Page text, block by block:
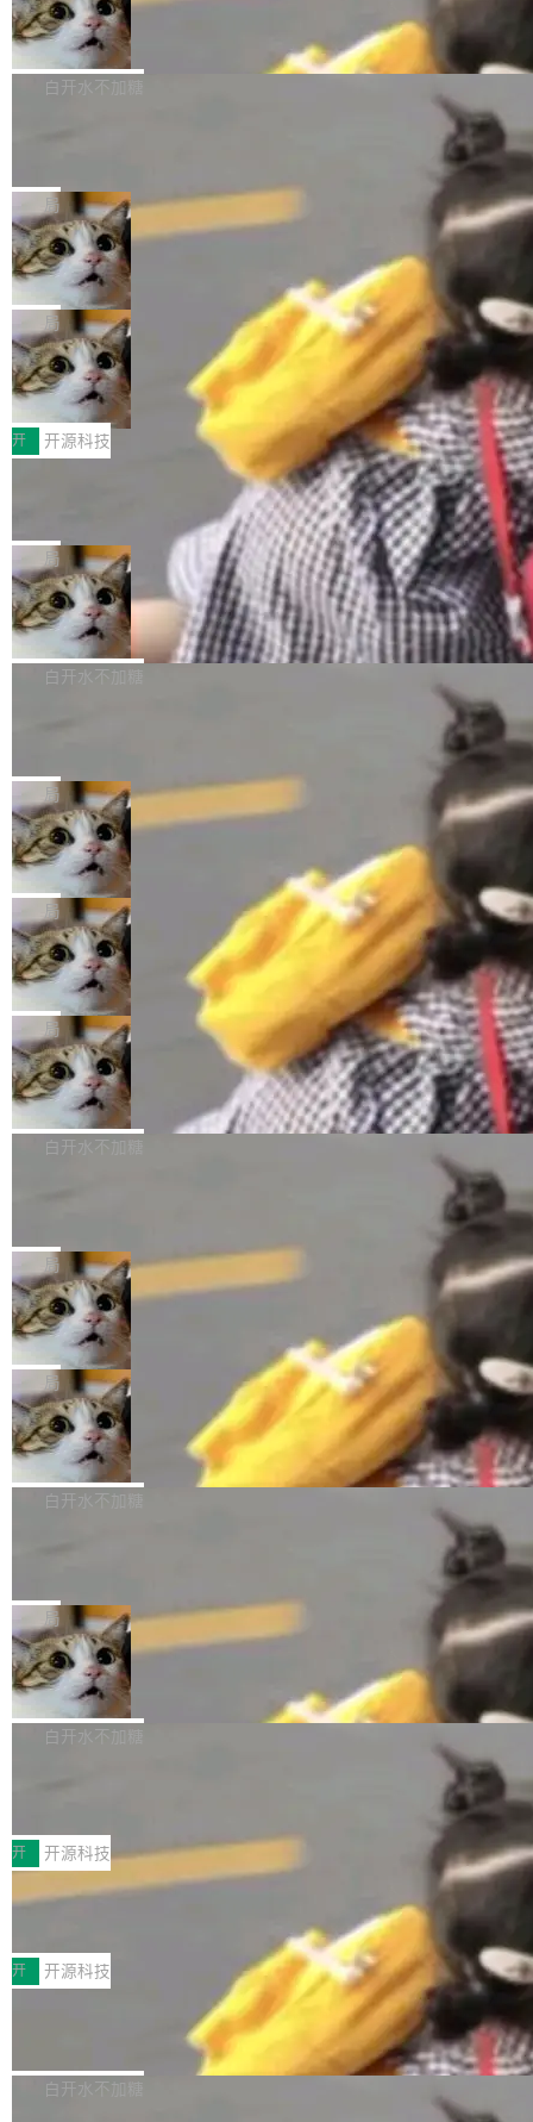
的图像元素不在同一个子树中，则它们将不再关
联 加...
至今）的所有 commit，同样交由 AI 分析提炼。
经过人工复核，准确度令人满意。这一方法也为
社区爱好者提供了高效跟踪新版本的思路。
ebastian Pipping 写在博客里的话。8 月 4 日，
他宣布了一个新消息：从 2026 年 8 月 1 日起，
他可以全职维护 libexpat 了，最长 6 个月。发
库之一。你的操作系统、浏览器、无数的基础设
施软件，很可能都在用它。而过去十年，维护它
的人一直在用业余...
Firefox 153.0.3 发布
Firefox 153.0.3 现已发布，具体更新内容如
下： New Smart Window 包含多项增强功能：
gi?id=2019042">Bug&nbsp;2019042</a>）</l
i> <li>现在，助手可以直接使用 Exa 的网络搜索
结果回答问题，而无需将问题转交给搜索引擎。
（<a href="https://bugzilla.mozilla.org/show_
bug.cgi?id=204...
白开水不加糖
的 npm 包。项目的核心论点是：容器不适合 Ag
ent 计算。真正适合的，是 Isolate。 Cloudflare
工程师在这件事上没什么可谦虚的——他们用 W
orkers 跑了十年 Isolate。用 CEO Matthew Pri
nce 的话说：「我们一生都在用 Isolate 运行代
码，而 AI Agent 不需要容器，它们需要的是 Iso
late。」 容器为什么不合适 容器的问题在于启动
和销毁都太重了。一个 Agent 要执行的任务可能
只需要几毫秒的 CPU 时间，但容器从冷启动到
就绪要花数秒。如果未来有十...
局
OpenAI 公开邮件和聊天记录回应苹果
诉讼，称“Apple is getting this wron
g”
上个月，苹果一纸诉状把 OpenAI 告上法庭，指
控其挖角苹果前员工并窃取商业秘密。苹果的诉
状把 OpenAI 描述成一个系统性地从前东家挖
人、套取机密信息的对手。 OpenAI 没发律师
函，也没选择庭外沉默。它在官网贴了一篇博
文，标题只有六个字：Apple is getting this wro
ng。 然后，它把邮件往来和 iMessage 聊天记
录全贴了出来。 他发错人了 苹果外部律师 Gabr
iel Gross 来自 Weil 律所，2 月 23 日下午 5:53
给 OpenAI 总法律顾问 Che Chang 发了封邮
件，附了一封长信，要求 OpenAI 配合调查前苹
果员工带走机密信...
局
HUAWEI MatePad Edge上架WorkBu
ddy鸿蒙PC版，说话就能干活的AI办公
搭子
全能AI工作台WorkBuddy鸿蒙PC版上架HUAWE
I MatePad Edge应用市场，直接下载即可使
用，与鸿蒙电脑上的体验一致。值得一提的是，
这是目前市面上唯一支持平板接入WorkBuddy P
C版的产品，搭载“人机双写”重磅功能——你写
你的，AI写AI的，同屏协作互不干扰。一句话让
AI帮你干活，现在开启全新体验！ 温馨提示：
体验WorkBuddy鸿蒙PC版前，请将 HUAWEI M
atePad Edge 升级至 HarmonyOS 6.1.0.135S
P9 patch03及以上版本。 *升级路径：设置 > 搜
开 开源科技
FFmpeg 9.0 发布：代号“Lei”，以此纪
全球知名开源多媒体框架 FFmpeg 今天正式发
布了 9.0 版本。这个版本除了带来新一代音视频
处理能力和硬件加速支持之外，还有一个特殊之
处：FFmpeg 9.0 的代号是“Lei”。 这个名字，
来自中国开发者雷霄骅（Lei Xiaohua）。 对于
很多中国音视频开发者而言，这个名字并不陌
“启蒙老师”。 而今年，恰好是雷霄骅离世十周
年。FFmpeg 社区最终选择用一个大版本的名
字，留下了这份纪念。 雷霄骅曾是中国传媒大学
数字电视技术方向的博士生，长期从事视频、音
频技...
局
亚马逊成本失控：AI 写代码烧掉 1215
万元，超预算 860%
外媒近日曝光了亚马逊的多份内部报告显示，AI
导致公司在多个项目上超支。《金融时报》报道
编写程序，目标是完成电商平台作者信息与商品
列表的数据匹配 —— 一项常规的数据处理任
务，最终却产生了 180 万美元的账单，实际支出
超出原定预算 860%。 更令人意外的是，该项目
最终并未成功落地，而高额算力消耗持续运行长
达 5 个月，公司直到财务对账时才察觉异常。这
意味着一个无人看管的 AI 程序，在近半年时间
里日夜不停地"烧钱"。 复盘显示，...
白开水不加糖
e CEO Clément Delangue 在 CNBC 的采访里
没有拐弯抹角。他说中国正在赢得 AI 竞赛，而
且按目前的速度，中国 AI 工具预计在今年底或
2027 年就能追上美国前沿实验室的水平。 Dela
ngue 把原因归结为一件事：开放协作。中国的
AI 开发者在一个共享和协作的生态里加速迭代，
而美国模型厂商在"闭门造车"。他的原话是 "buil
ding in silos"——各自为战，互不通气。 这个判
断从他嘴里说出来分量不同。Hugging Face 是
全球最大的开源 AI 平台，上面跑着上百万个模
型。谁在开源赛道上领先，...
局
当 AI agent 把源码变成了最好的扩展系
统，开发者工具必须开源
五年前，David Crawshaw 问过很多软件工程师
一个问题：你写过什么给自己用的程序？答案几
乎都是没有。工程师们整天用别人写的程序写程
序给别人用。偶尔有人自己写个博客系统、智能
家居控制、家庭实验室，都算稀奇事。 Crawsh
aw 是 Shelley 的作者，一个开源 AI coding age
nt。他最近在博客上写了一篇文章，核心论点很
简单：开发者工具必须开源。 理由不是传统的自
由软件情怀，而是一个跟 AI agent 直接相关的
技术判断。 两行 prompt 就能个性化任何软件 C
局
DeepSeek Harness 宣布内测邀请，全
网最大规模开源 Agent 路演现场诞生
一条内测招募帖，发出去的时候大概没人想到它
会变成一场开源 Agent 生态的路演。 8月1日，
DeepSeek Harness 团队负责人崔添翼（tiany
i）在 X 上发帖： 「如果你是 Agent Harness 相
关开源项目的开发者，希望参加 DeepSeek Har
ness 的内测，可以回复或私信联系我。请附上
Harness 负责把能力落到真实环境中——调用工
具、读写文件、管理上下文、处理错误、完成闭
环。崔添翼招人的标...
局
商汤 SenseNova U1.5-Lite-Preview
开源
商汤科技宣布面向社区开源轻量级统一多模态模
型的预览版本 SenseNova U1.5-Lite-Preview。
理解、推理、生成与编辑，还仅以 8B-MoT 的轻
量大小，将能力推进到4K、更精细的真实质感、
更复杂的视觉控制和可持续迭代编辑。 相比 U
1，U1.5-Lite-Preview 在以下方向上带来了显著
提升： 原生支持4K图像生成； 更精细的局部纹
理、细节与真实世界质感； 更准确的中英文文字
生成与复杂版式组织； 更稳定的图...
白开水不加糖
nap。这次是 hwctl——一个用来检查 Ubuntu
硬件认证状态的命令行工具。 Canonical 工程师
Alan Griffiths 在邮件列表中说得很直白：「hwc
tl 是一个 Ubuntu 专有的包，它和它的依赖项都
是 Ubuntu 专有的，不会用在其他发行版上。」
所以 deb 版本的受众实际上为零。既然只有 Ub
untu 用户在用，那用 snap 打包就没什么可纠结
的。 从 deb 到 snap 的迁移路径 hwctl 是 rust-
hwlib 硬件 API 库的一部分，命令行工具负责查
局
Dario Amodei 担心新人来 Anthropic
只为金钱，不为使命
顶级 AI 研究员在两家公司之间来回跳，中间只
隔了几天。 Lilian Weng 上周刚宣布因健康原因
离开 Thinking Machines Lab，说自己作为联合
创始人的角色「太累了」。几天后，The Inform
ation 就曝出她将重回 OpenAI，负责递归自我
改进方向的研究。她是 Thinking Machines 过
一在人才争夺战中失血的公司。六月，Google
连失两员大将：Noam Shazeer 去了 Op...
局
FFmpeg 9.0 发布
FFmpeg 9.0 现已发布，包含多项改进。官方更
新日志列出的 9.0 版本主要更新内容如下： 扩
er HE-AAC 960 解码 (DAB+) transpose_cuda
filter 添加 AMF Frame Rate Converter (vf_frc
_amf) filter SMPTE 2094-50 元数据支持和直
通 ProRes RAW VideoToolbox 硬件加速器 AP
V ...
白开水不加糖
Code 在 X 上发帖：「DeepSeek Flash did 8T
tokens on August 1st. 5T of free usage + 3T
on OpenCode Go.」79.8 万次浏览，连带着 #
DeepSeek一天消耗了8万亿# 上了微博热搜——
注意这是 OpenCode 一家的消耗。 OpenCode
不完。」5T 来自免费额度，3T 来自 Go...
局
NetBSD 11.0 正式发布
NetBSD 11.0 现已正式发布，这是 NetBSD 操
作系统的第十八个主要版本。 自 NetBSD 10.1
ve JH71XX 的设备，例如 VisionFive 2、PINE
64 STAR64，以及 QEMU。 增强了对 POSIX.1
-2024 和 C23 编程接口标准的兼容性。 compat
_linux(8) 增强了对 Linux 系统调用的支持，包
括 epoll（围绕 kqueue 实现）、POSIX 消息队
列、...
白开水不加糖
案
享会在上海举办。鸿蒙生态的全场景智慧营销平
台鲸鸿动能协同华为游戏中心，面向游戏行业开
发者及生态伙伴，系统呈现了平台在游戏领域的
完整能力版图——从IAP高价值用户的全周期经
营、到IAA游戏的“买变一体”正循环、再到联运与
广告协同的全链路经营闭环，以及面向全球市场
的出海增长布局。 华为终端云业务商业化销售负
责人在开场致辞中表示，游戏开发者的核心诉求
已不再是“多一个投放渠道”，而是一套能够持续
开 开源科技
技嘉X3D系列再添新成员 B850 AORU
面向AMD Ryzen X3D处理器玩家，技嘉X3D系
列主板阵容迎来新成员——B850 AORUS ELITE
X3D。作为面向主流高性能平台打造的全新主板
产品，B850 AORUS ELITE X3D延续技嘉在X3
D平台优化上的技术积累，旨在为游戏玩家带来
更稳定、更高效的装机选择。 B850 AORUS ELI
开 开源科技
Zadig v5.0 发布：AI 发布专员与 AI 审
我们团队这几天最大的卡点不是 AI 写得不够
好，是 AI 写得太好了。 好到审查排期从两天的
白开水不加糖